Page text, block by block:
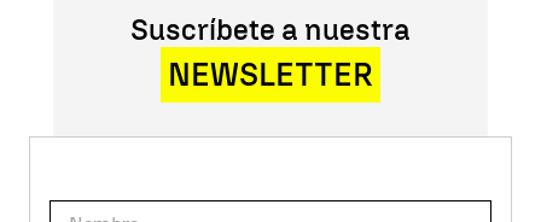
Suscríbete a nuestra
NEWSLETTER